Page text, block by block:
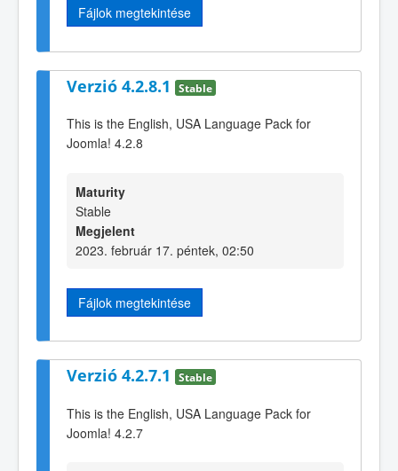
Fájlok megtekintése
Verzió 4.2.8.1 Stable
This is the English, USA Language Pack for
Joomla! 4.2.8
Maturity
Stable
Megjelent
2023. február 17. péntek, 02:50
Fájlok megtekintése
Verzió 4.2.7.1 Stable
This is the English, USA Language Pack for
Joomla! 4.2.7